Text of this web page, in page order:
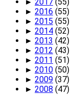
► 2016 (55)
► 2015 (55)
► 2014 (52)
► 2013 (42)
► 2012 (43)
► 2011 (51)
► 2010 (50)
► 2009 (37)
► 2008 (47)